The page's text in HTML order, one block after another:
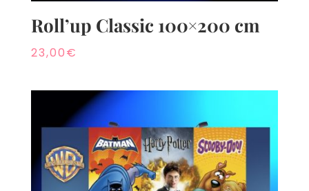
Roll’up Classic 100×200 cm
23,00€